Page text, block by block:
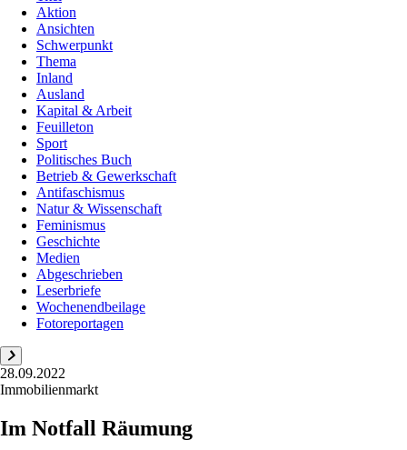
Aktion
Ansichten
Schwerpunkt
Thema
Inland
Ausland
Kapital & Arbeit
Feuilleton
Sport
Politisches Buch
Betrieb & Gewerkschaft
Antifaschismus
Natur & Wissenschaft
Feminismus
Geschichte
Medien
Abgeschrieben
Leserbriefe
Wochenendbeilage
Fotoreportagen
28.09.2022
Immobilienmarkt
Im Notfall Räumung